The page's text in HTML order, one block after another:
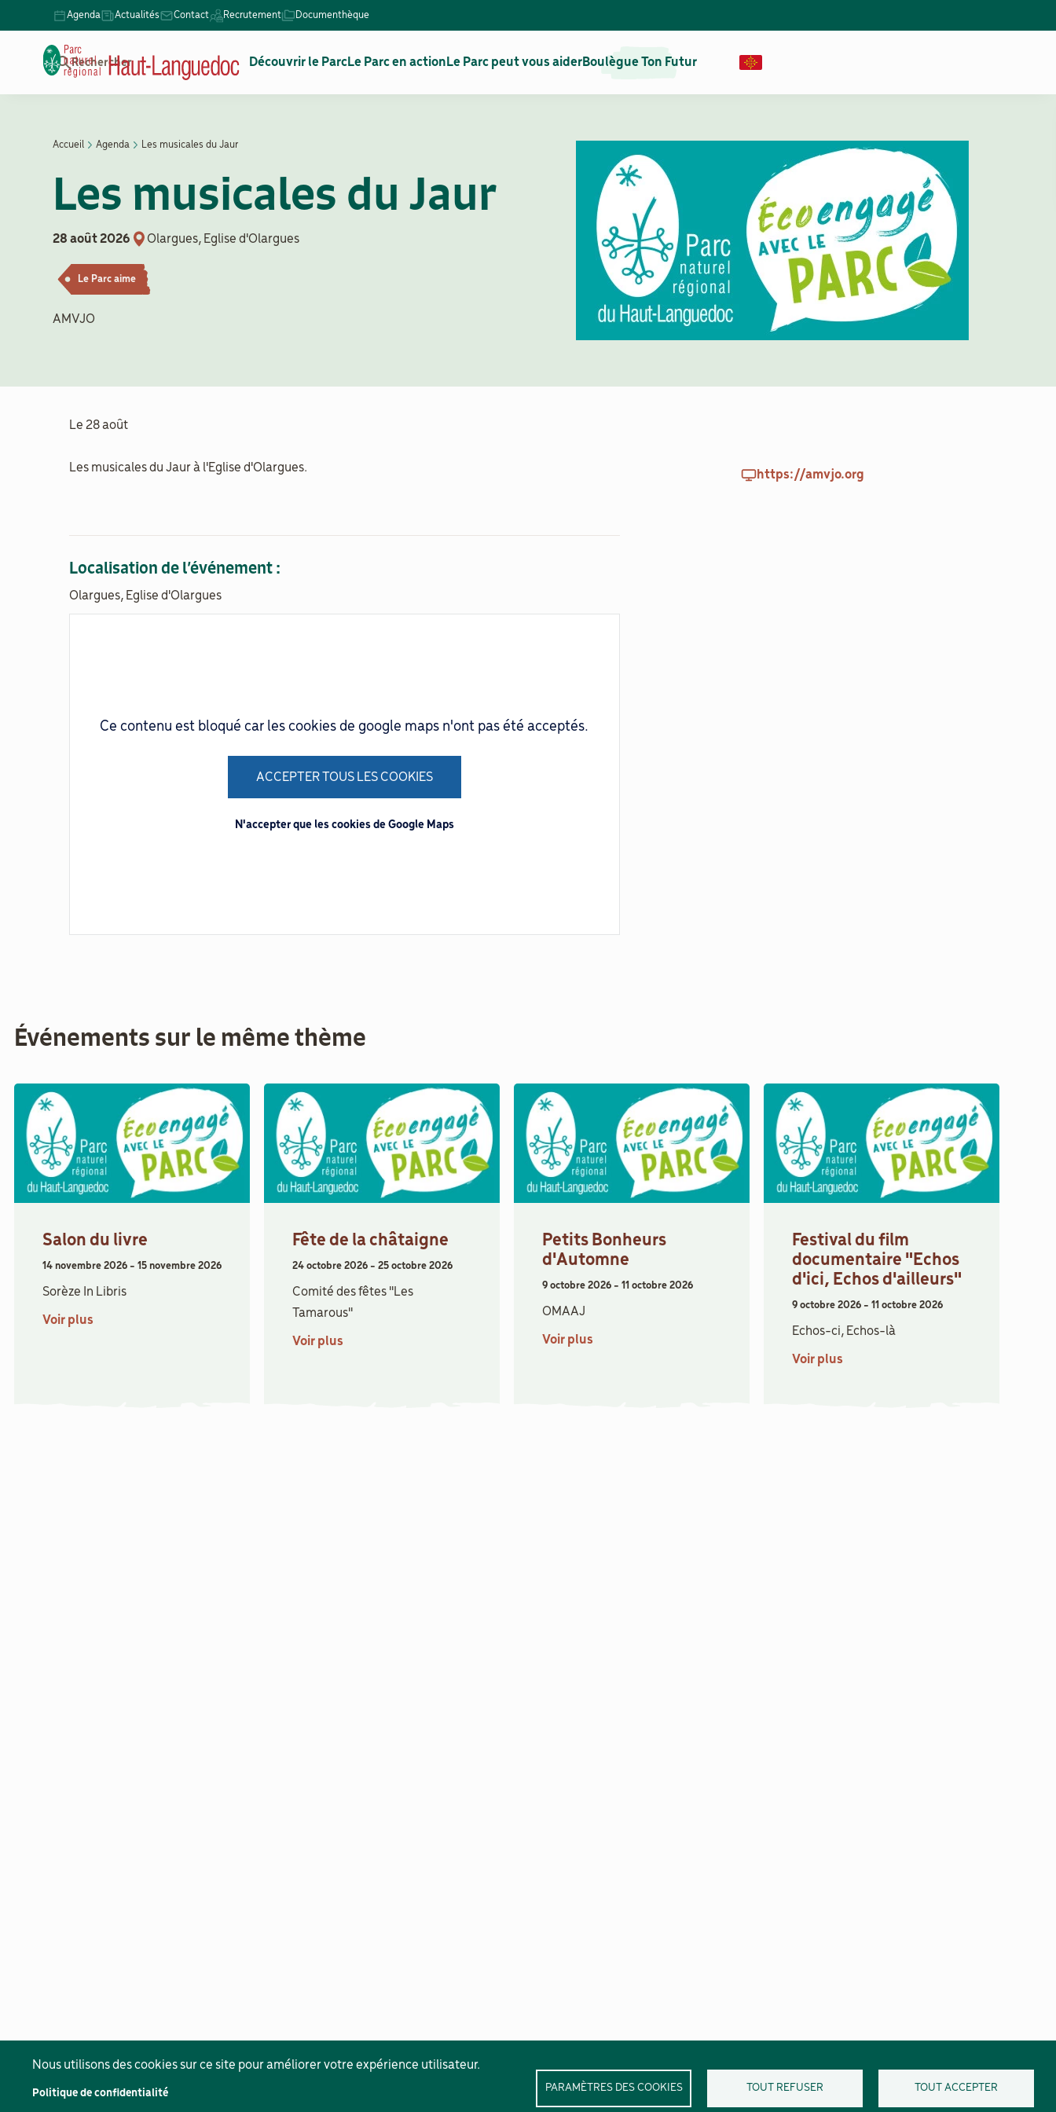
au
contenu
principal
Navigation
Découvrir le ParcLe Parc en actionLe Parc peut vous aiderBoulègue Ton Futur
Rechercher
Secondaire
Agenda Actualités Contact Recrutement Documenthèque
d'Ariane
Accueil Agenda Les musicales du Jaur
Les musicales du Jaur
28 août 2026 Olargues, Eglise d'Olargues
Le Parc aime
AMVJO
https://amvjo.org
Le 28 août
Les musicales du Jaur à l'Eglise d'Olargues.
Localisation de l’événement :
Olargues, Eglise d'Olargues
Ce contenu est bloqué car les cookies de google maps n'ont pas été acceptés.
ACCEPTER TOUS LES COOKIES
N'accepter que les cookies de Google Maps
Événements sur le même thème
Salon du livre
14 novembre 2026 - 15 novembre 2026
Sorèze In Libris
Voir plus
Fête de la châtaigne
24 octobre 2026 - 25 octobre 2026
Comité des fêtes "Les
Tamarous"
Voir plus
Petits Bonheurs
d'Automne
9 octobre 2026 - 11 octobre 2026
OMAAJ
Voir plus
Festival du film
documentaire "Echos
d'ici, Echos d'ailleurs"
9 octobre 2026 - 11 octobre 2026
Echos-ci, Echos-là
Voir plus
Nous utilisons des cookies sur ce site pour améliorer votre expérience utilisateur.
Politique de confidentialité PARAMÈTRES DES COOKIES TOUT REFUSER TOUT ACCEPTER